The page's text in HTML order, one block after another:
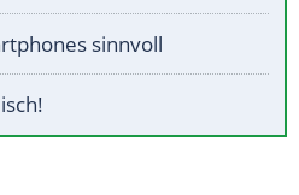
sinnvoll